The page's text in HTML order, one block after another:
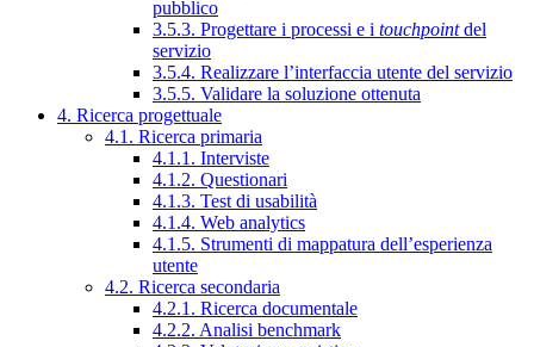
pubblico
3.5.3. Progettare i processi e i touchpointdel
servizio
3.5.4. Realizzare l’interfaccia utente del servizio
3.5.5. Validare la soluzione ottenuta
4. Ricerca progettuale
4.1. Ricerca primaria
4.1.1. Interviste
4.1.2. Questionari
4.1.3. Test di usabilità
4.1.4. Web analytics
4.1.5. Strumenti di mappatura dell’esperienza
utente
4.2. Ricerca secondaria
4.2.1. Ricerca documentale
4.2.2. Analisi benchmark